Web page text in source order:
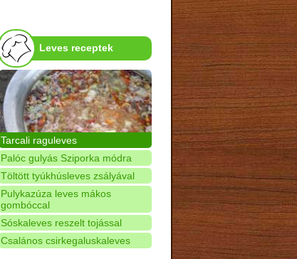
Leves receptek
Tarcali raguleves
Palóc gulyás Sziporka módra
Töltött tyúkhúsleves zsályával
Pulykazúza leves mákos
gombóccal
Sóskaleves reszelt tojással
Csalános csirkegaluskaleves